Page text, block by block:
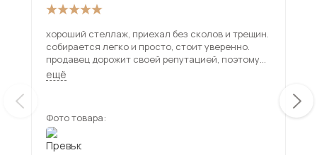
хороший стеллаж, приехал без сколов и трещин.
собирается легко и просто, стоит уверенно.
продавец дорожит своей репутацией, поэтому
советую к покупке) и спасибо за хорошую
онлайн поддержку.
ещё
Фото товара: